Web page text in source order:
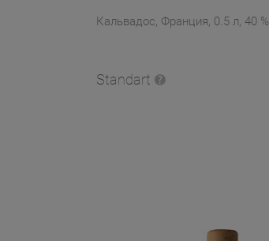
Кальвадос, Франция, 0.5 л, 40 %
Standart